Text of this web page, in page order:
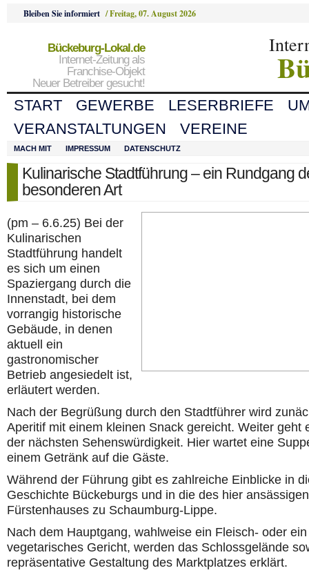
Bleiben Sie informiert /Freitag, 07. August 2026
Bückeburg-Lokal.de
Internet-Zeitung als
Franchise-Objekt
Neuer Betreiber gesucht!
START GEWERBE LESERBRIEFE
VERANSTALTUNGEN
VEREINE
MACH MIT IMPRESSUM DATENSCHUTZ
Kulinarische Stadtführung – ein Rundgang
besonderen Art
(pm – 6.6.25) Bei der
Kulinarischen
Stadtführung handelt
es sich um einen
Spaziergang durch die
Innenstadt, bei dem
vorrangig historische
Gebäude, in denen
aktuell ein
gastronomischer
Betrieb angesiedelt ist,
erläutert werden.
Nach der Begrüßung durch den Stadtführer wird
Aperitif mit einem kleinen Snack gereicht. Weiter geht
der nächsten Sehenswürdigkeit. Hier wartet eine
einem Getränk auf die Gäste.
Während der Führung gibt es zahlreiche Einblicke in
Geschichte Bückeburgs und in die des hier ansässigen
Fürstenhauses zu Schaumburg-Lippe.
Nach dem Hauptgang, wahlweise ein Fleisch- oder ein
vegetarisches Gericht, werden das Schlossgelände
repräsentative Gestaltung des Marktplatzes erklärt.